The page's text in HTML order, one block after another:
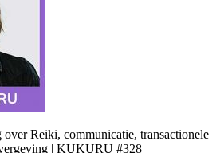
Reiki, communicatie, transactionele
| KUKURU #328